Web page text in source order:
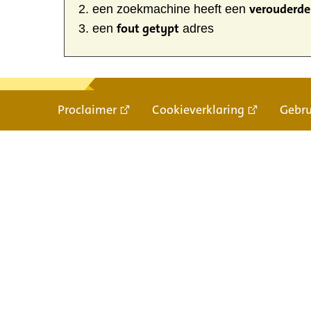
een zoekmachine heeft een
een fout getypt adres
Proclaimer Cookieverklaring